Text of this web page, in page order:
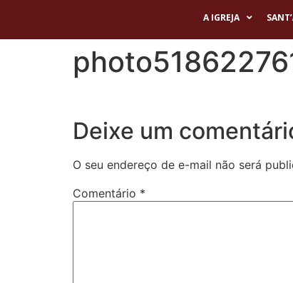
A IGREJA
Deixe um
O seu endereço de e-mail não será
Comentário *